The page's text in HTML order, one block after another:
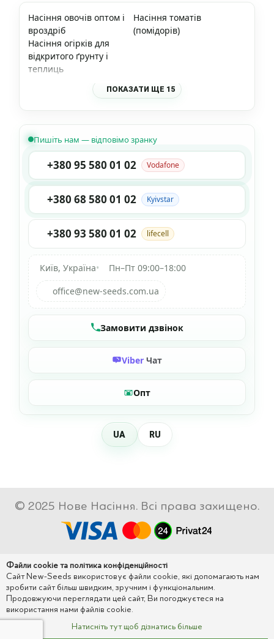
Насіння овочів оптом і
вроздріб
Насіння томатів
(помідорів)
Насіння огірків для
відкритого ґрунту і
теплиць
ПОКАЗАТИ ЩЕ 15
Пишіть нам — відповімо зранку
+380 95 580 01 02 Vodafone
+380 68 580 01 02 Kyivstar
+380 93 580 01 02 lifecell
Київ, Україна•
Пн–Пт 09:00–18:00
office@new-seeds.com.ua
Замовити дзвінок
Viber Чат
Опт
UA RU
© 2025 Нове Насіння. Всі права захищено.
Файли cookie та політика конфіденційності
Сайт New-Seeds використовує файли cookie, які допомагають нам
зробити сайт більш швидким, зручним і функціональним.
Продовжуючи переглядати цей сайт, Ви погоджуєтеся на
використання нами файлів cookie.
Натисніть тут щоб дізнатись більше